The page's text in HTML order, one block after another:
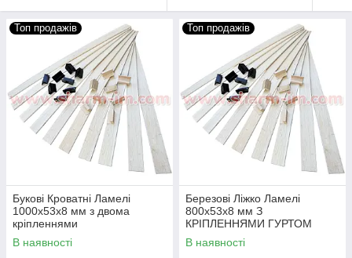
Топ продажів
Букові Кроватні Ламелі
1000x53x8 мм з двома
кріпленнями
В наявності
Топ продажів
Березові Ліжко Ламелі
800х53х8 мм З
КРІПЛЕННЯМИ ГУРТОМ
В наявності